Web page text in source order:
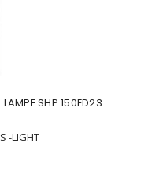
SHP 150ED23
-LIGHT